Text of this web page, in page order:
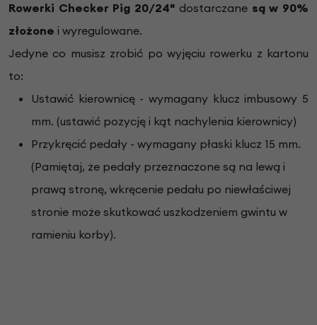
Rowerki Checker Pig 20/24" dostarczanesą w 90%
złożone i wyregulowane.
Jedyne co musisz zrobić po wyjęciu rowerku z kartonu
to:
Ustawić kierownicę - wymagany klucz imbusowy 5
mm. (ustawić pozycję i kąt nachylenia kierownicy)
Przykręcić pedały - wymagany płaski klucz 15 mm.
(Pamiętaj, że pedały przeznaczone są na lewą i
prawą stronę, wkręcenie pedału po niewłaściwej
stronie może skutkować uszkodzeniem gwintu w
ramieniu korby).